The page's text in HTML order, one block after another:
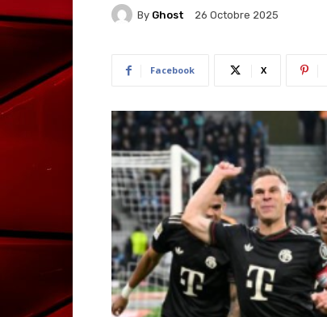
By Ghost 26 Octobre 2025
Facebook X